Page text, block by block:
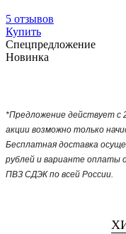
5 отзывов
Купить
Спецпредложение
Новинка
*Предложение действует с
акции возможно только
Бесплатная доставка
рублей и варианте оплаты
ПВЗ СДЭК по всей России.